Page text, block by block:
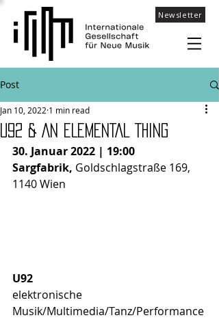
Newsletter
Post
U92 & AN ELEMENTAL THING
Jan 10, 2022 1 min read
30. Januar 2022 | 19:00
Sargfabrik, Goldschlagstraße 169,
1140 Wien
U92
elektronische
Musik/Multimedia/Tanz/Performance